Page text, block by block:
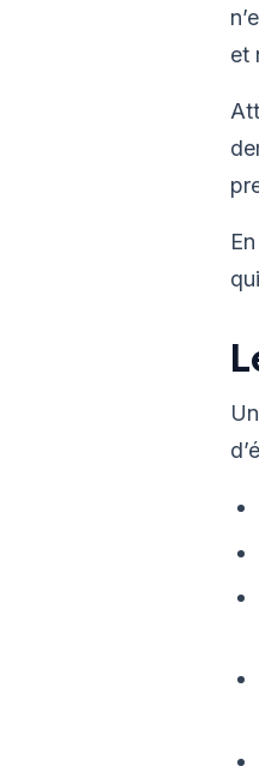
et